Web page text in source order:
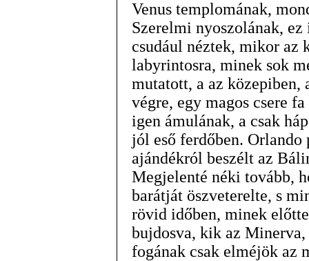
Venus templomának,
Szerelmi nyoszolának,
csudául néztek, mikor az
labyrintosra, minek sok
mutatott, a az közepiben,
végre, egy magos csere
igen ámulának, a csak
jól eső ferdőben.
ajándékról beszélt az
Megjelenté néki tovább,
barátját öszveterelte, s
rövid időben, minek
bujdosva, kik az
fogának csak elméjök az